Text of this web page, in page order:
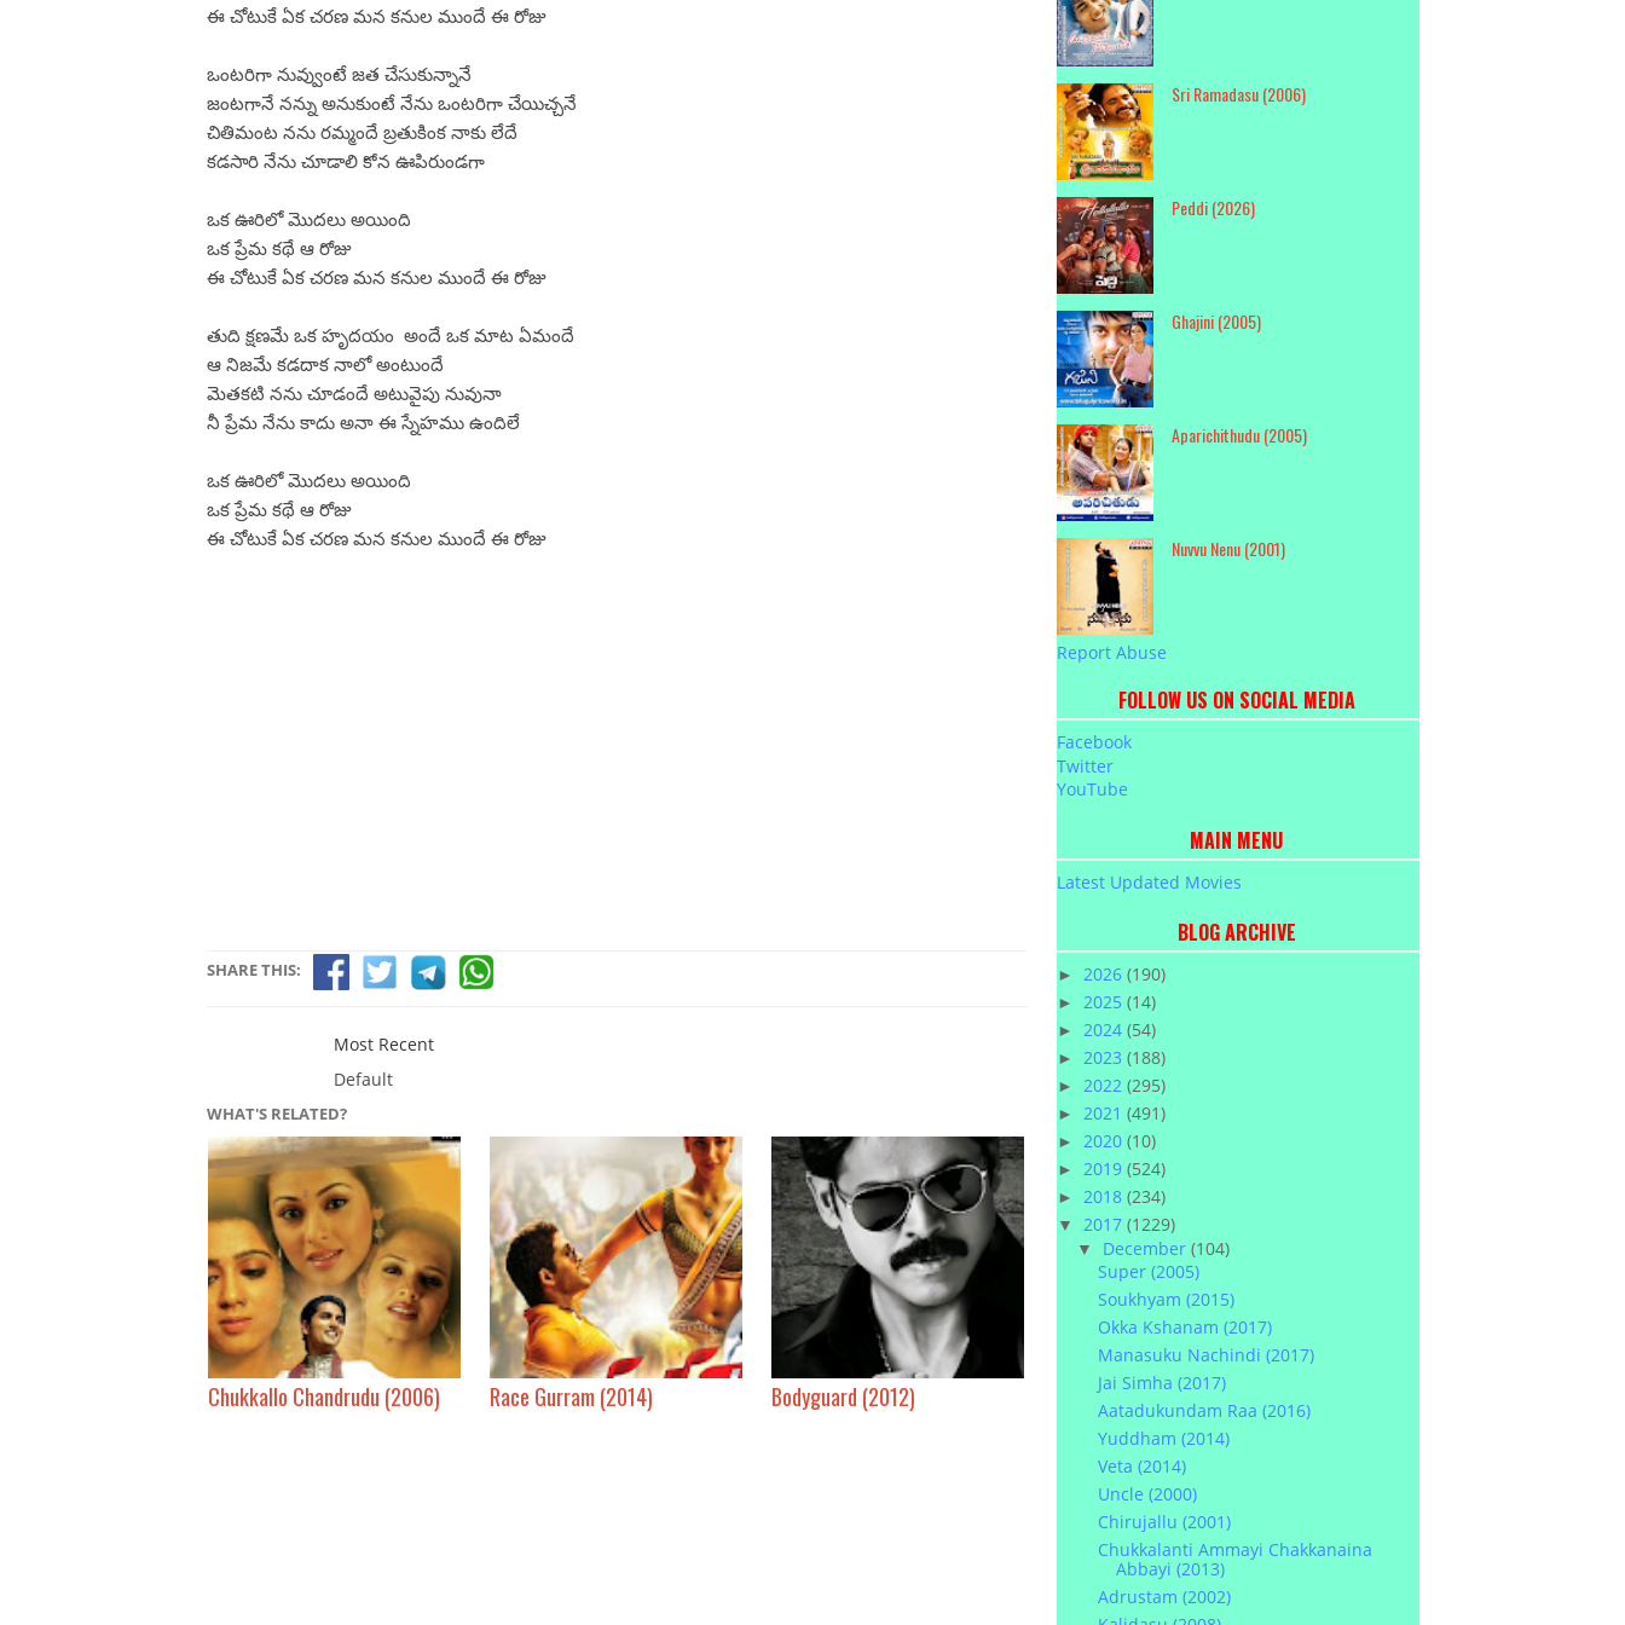
ఈ చోటుకే ఏక చరణ మన కనుల ముందే ఈ రోజు
ఒంటరిగా నువ్వుంటే జత చేసుకున్నానే
జంటగానే నన్ను అనుకుంటే నేను ఒంటరిగా చేయిచ్చనే
చితిమంట నను రమ్మందే బ్రతుకింక నాకు లేదే
కడసారి నేను చూడాలి కోన ఊపిరుండగా
ఒక ఊరిలో మొదలు అయింది
ఒక ప్రేమ కథే ఆ రోజు
ఈ చోటుకే ఏక చరణ మన కనుల ముందే ఈ రోజు
తుది క్షణమే ఒక హృదయం అందే ఒక మాట ఏమందే
ఆ నిజమే కడదాక నాలో అంటుందే
మెతకటి నను చూడందే అటువైపు నువునా
నీ ప్రేమ నేను కాదు అనా ఈ స్నేహము ఉందిలే
ఒక ఊరిలో మొదలు అయింది
ఒక ప్రేమ కథే ఆ రోజు
ఈ చోటుకే ఏక చరణ మన కనుల ముందే ఈ రోజు
SHARE THIS:
Most Recent
Default
WHAT'S RELATED?
Chukkallo Chandrudu (2006) Race Gurram (2014) Bodyguard (2012)
Sri Ramadasu (2006)
Peddi (2026)
Ghajini (2005)
Aparichithudu (2005)
Nuvvu Nenu (2001)
Report Abuse
FOLLOW US ON SOCIAL MEDIA
Facebook
Twitter
YouTube
MAIN MENU
Latest Updated Movies
BLOG ARCHIVE
► 2026 (190)
► 2025 (14)
► 2024 (54)
► 2023 (188)
► 2022 (295)
► 2021 (491)
► 2020 (10)
► 2019 (524)
► 2018 (234)
▼ 2017 (1229)
▼ December(104)
Super (2005)
Soukhyam (2015)
Okka Kshanam (2017)
Manasuku Nachindi (2017)
Jai Simha (2017)
Aatadukundam Raa (2016)
Yuddham (2014)
Veta (2014)
Uncle (2000)
Chirujallu (2001)
Chukkalanti Ammayi Chakkanaina
Abbayi (2013)
Adrustam (2002)